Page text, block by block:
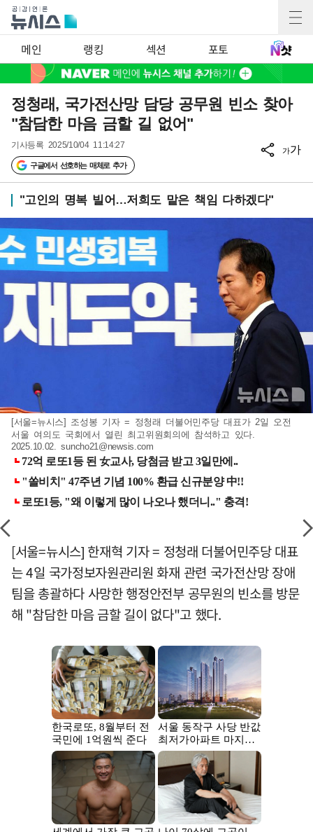
메인 랭킹 섹션 포토
정청래, 국가전산망 담당 공무원 빈소 찾아
"참담한 마음 금할 길 없어"
기사등록 2025/10/04 11:14:27
구글에서 선호하는 매체로 추가
가가
"고인의 명복 빌어…저희도 맡은 책임 다하겠다"
[서울=뉴시스] 조성봉 기자 = 정청래 더불어민주당 대표가 2일 오전
서울 여의도 국회에서 열린 최고위원회의에 참석하고 있다.
2025.10.02.suncho21@newsis.com
[서울=뉴시스] 한재혁 기자 = 정청래 더불어민주당 대표
는 4일 국가정보자원관리원 화재 관련 국가전산망 장애
팀을 총괄하다 사망한 행정안전부 공무원의 빈소를 방문
해 "참담한 마음 금할 길이 없다"고 했다.